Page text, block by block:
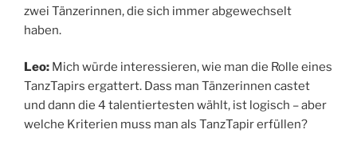
zwei Tänzerinnen, die sich immer abgewechselt
haben.
Leo: Mich würde interessieren, wie man die Rolle eines
TanzTapirs ergattert. Dass man Tänzerinnen castet
und dann die 4 talentiertesten wählt, ist logisch – aber
welche Kriterien muss man als TanzTapir erfüllen?